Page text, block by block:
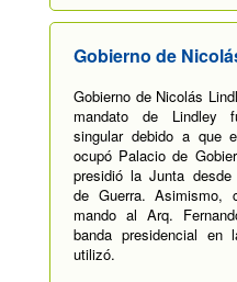
Gobierno de
Gobierno de Nicolás
mandato de Lindley
singular debido a que
ocupó Palacio de
presidió la Junta
de Guerra. Asimismo,
mando al Arq.
banda presidencial
utilizó.